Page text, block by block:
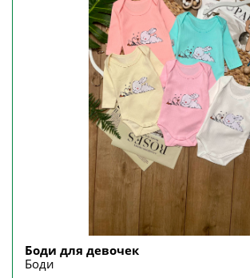
Боди для девочек
Боди